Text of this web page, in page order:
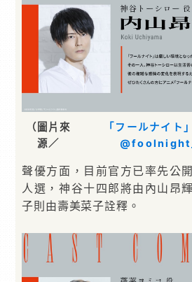
（圖片來
源／
「フールナイト
聲優方面，目前官方已率先公
人選，神谷十四郎將由內山昂
子則由壽美菜子詮釋。